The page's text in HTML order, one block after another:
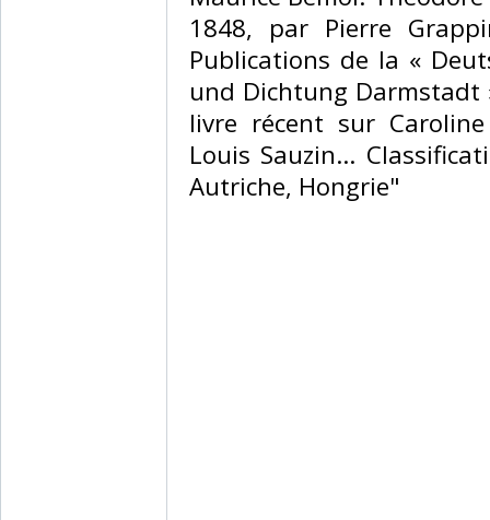
1848, par Pierre
Publications de la «
und Dichtung Darmstadt
livre récent sur
Louis Sauzin...
Autriche, Hongrie"‎